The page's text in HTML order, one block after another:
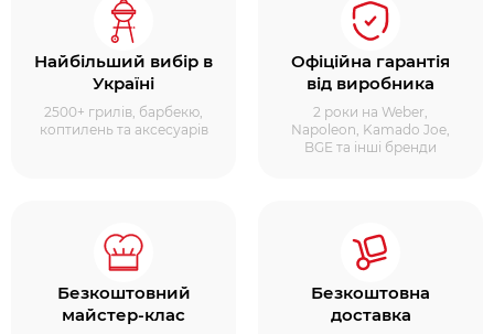
Найбільший вибір в
Україні
2500+ грилів, барбекю,
коптилень та аксесуарів
Офіційна гарантія
від виробника
2 роки на Weber,
Napoleon, Kamado Joe,
BGE та інші бренди
Безкоштовний
майстер-клас
Безкоштовна
доставка